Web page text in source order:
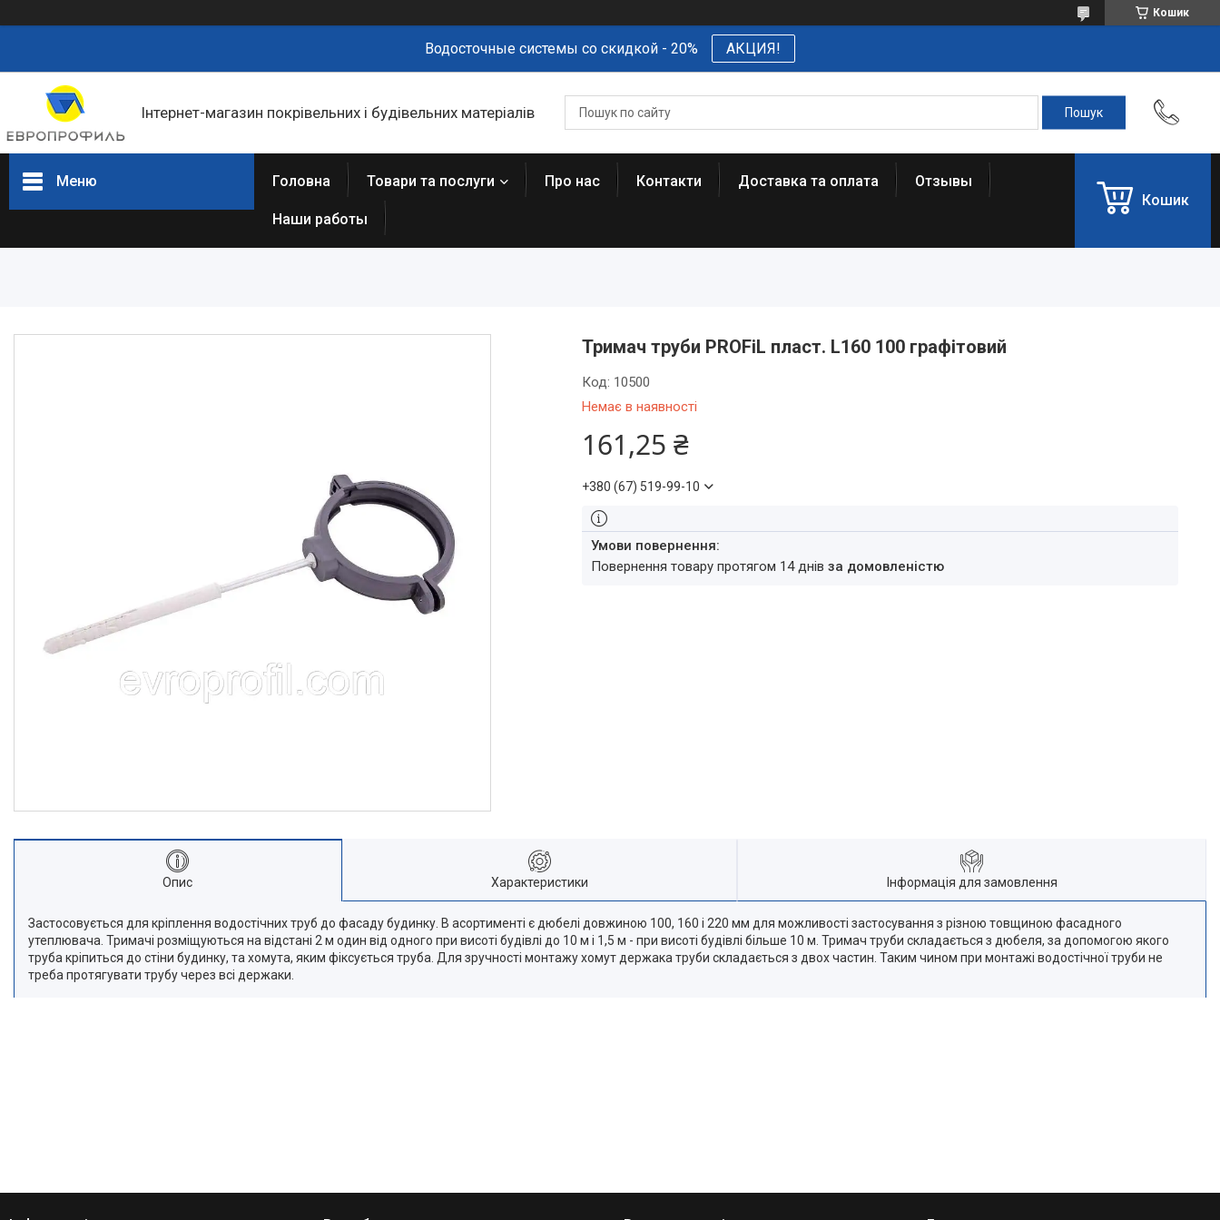
Кошик
Водосточные системы со скидкой - 20% АКЦИЯ!
Інтернет-магазин покрівельних і будівельних матеріалів
Меню Головна Товари та послуги Про нас Контакти Доставка та оплата Отзывы
Наши работы
Кошик
Тримач труби PROFiL пласт. L160 100 графітовий
Немає в наявності
Код: 10500
161,25 ₴
+380 (67) 519-99-10
повернення товару протягом 14 днівза домовленістю
Опис Характеристики Інформація для замовлення
Застосовується для кріплення водостічних труб до фасаду будинку. В асортименті є дюбелі довжиною 100, 160 і 220 мм для можливості застосування з різною товщиною фасадного
утеплювача. Тримачі розміщуються на відстані 2 м один від одного при висоті будівлі до 10 м і 1,5 м - при висоті будівлі більше 10 м. Тримач труби складається з дюбеля, за допомогою якого
труба кріпиться до стіни будинку, та хомута, яким фіксується труба. Для зручності монтажу хомут держака труби складається з двох частин. Таким чином при монтажі водостічної труби не
треба протягувати трубу через всі держаки.